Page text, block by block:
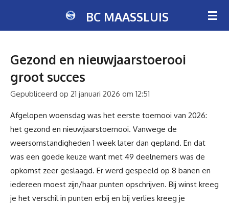
hoofdinhoud
BC MAASSLUIS
Gezond en nieuwjaarstoerooi
groot succes
Gepubliceerd op 21 januari 2026 om 12:51
Afgelopen woensdag was het eerste toernooi van 2026:
het gezond en nieuwjaarstoernooi. Vanwege de
weersomstandigheden 1 week later dan gepland. En dat
was een goede keuze want met 49 deelnemers was de
opkomst zeer geslaagd. Er werd gespeeld op 8 banen en
iedereen moest zijn/haar punten opschrijven. Bij winst kreeg
je het verschil in punten erbij en bij verlies kreeg je